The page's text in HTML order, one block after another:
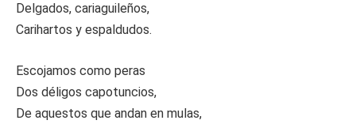
Delgados, cariaguileños,
Carihartos y espaldudos.
Escojamos como peras
Dos déligos capotuncios,
De aquestos que andan en mulas,